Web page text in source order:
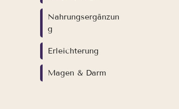
Nahrungsergänzun
g
Erleichterung
Magen & Darm